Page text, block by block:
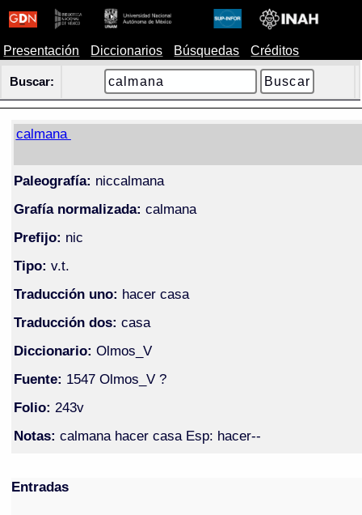
Presentación Diccionarios Búsquedas Créditos
Buscar:
calmana
Paleografía: niccalmana
Grafía normalizada: calmana
Prefijo: nic
Tipo: v.t.
Traducción uno: hacer casa
Traducción dos: casa
Diccionario: Olmos_V
Fuente: 1547 Olmos_V ?
Folio: 243v
Notas: calmana hacer casa Esp: hacer--
Entradas